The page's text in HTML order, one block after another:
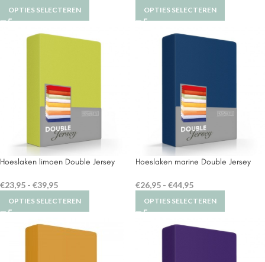
OPTIES SELECTEREN OPTIES SELECTEREN
Hoeslaken limoen Double Jersey
€23,95 - €39,95
OPTIES SELECTEREN
Hoeslaken marine Double Jersey
€26,95 - €44,95
OPTIES SELECTEREN